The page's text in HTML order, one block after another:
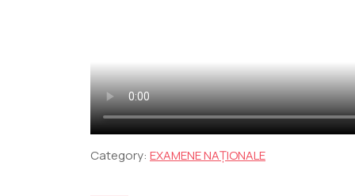
Category: EXAMENE NAȚIONALE